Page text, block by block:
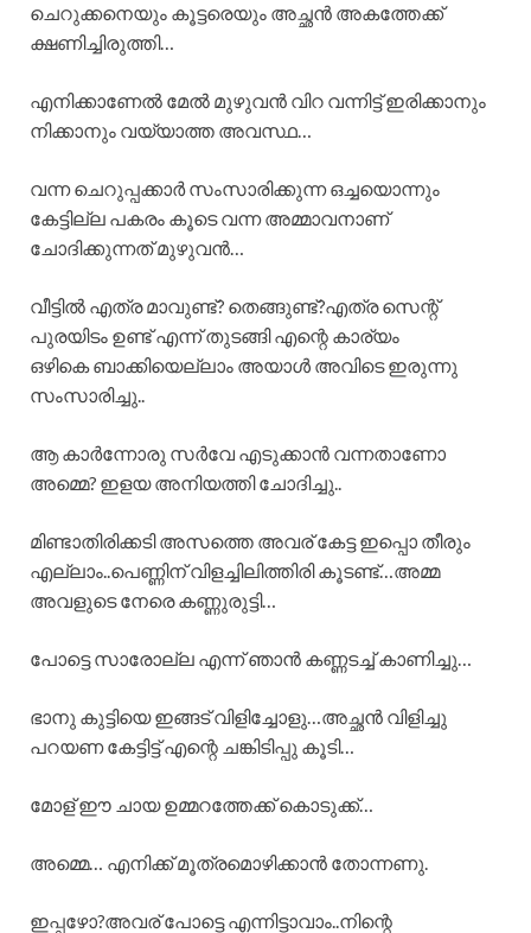
ചെറുക്കനെയും കൂട്ടരെയും അച്ഛൻ അകത്തേക്ക്
ക്ഷണിച്ചിരുത്തി…
എനിക്കാണേൽ മേൽ മുഴുവൻ വിറ വന്നിട്ട് ഇരിക്കാനും
നിക്കാനും വയ്യാത്ത അവസ്ഥ…
വന്ന ചെറുപ്പക്കാർ സംസാരിക്കുന്ന ഒച്ചയൊന്നും
കേട്ടില്ല പകരം കൂടെ വന്ന അമ്മാവനാണ്
ചോദിക്കുന്നത് മുഴുവൻ…
വീട്ടിൽ എത്ര മാവുണ്ട്? തെങ്ങുണ്ട്?എത്ര സെന്റ്
പുരയിടം ഉണ്ട് എന്ന് തുടങ്ങി എന്റെ കാര്യം
ഒഴികെ ബാക്കിയെല്ലാം അയാൾ അവിടെ ഇരുന്നു
സംസാരിച്ചു..
ആ കാർന്നോരു സർവേ എടുക്കാൻ വന്നതാണോ
അമ്മെ? ഇളയ അനിയത്തി ചോദിച്ചു..
മിണ്ടാതിരിക്കടി അസത്തെ അവര് കേട്ട ഇപ്പൊ തീരും
എല്ലാം..പെണ്ണിന് വിളച്ചിലിത്തിരി കൂടണ്ട്…അമ്മ
അവളുടെ നേരെ കണ്ണുരുട്ടി…
പോട്ടെ സാരോല്ല എന്ന് ഞാൻ കണ്ണടച്ച് കാണിച്ചു…
ഭാനു കുട്ടിയെ ഇങ്ങട് വിളിച്ചോളു…അച്ഛൻ വിളിച്ചു
പറയണ കേട്ടിട്ട് എന്റെ ചങ്കിടിപ്പു കൂടി…
മോള് ഈ ചായ ഉമ്മറത്തേക്ക് കൊടുക്ക്…
അമ്മെ… എനിക്ക് മൂത്രമൊഴിക്കാൻ തോന്നണു.
ഇപ്പഴോ?അവര് പോട്ടെ എന്നിട്ടാവാം..നിന്റെ